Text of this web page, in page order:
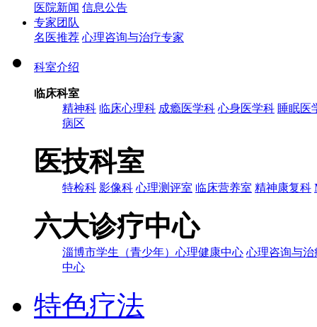
医院新闻 信息公告
专家团队
名医推荐 心理咨询与治疗专家
科室介绍
临床科室
精神科 临床心理科 成瘾医学科 心身医学科 睡眠医
病区
医技科室
特检科 影像科 心理测评室 临床营养室 精神康复科
六大诊疗中心
淄博市学生（青少年）心理健康中心 心理咨询与治
中心
特色疗法